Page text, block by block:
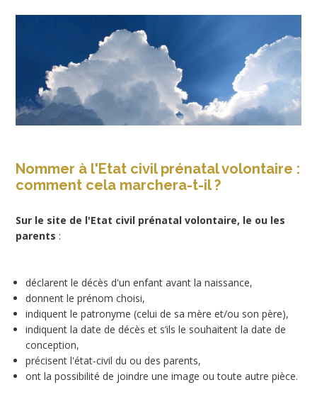
Nommer à l'Etat civil prénatal volontaire :
comment cela marchera-t-il ?
Sur le site de l'Etat civil prénatal volontaire, le ou les
parents :
déclarent le décès d'un enfant avant la naissance,
donnent le prénom choisi,
indiquent le patronyme (celui de sa mère et/ou son père),
indiquent la date de décès et s’ils le souhaitent la date de
conception,
précisent l'état-civil du ou des parents,
ont la possibilité de joindre une image ou toute autre pièce.